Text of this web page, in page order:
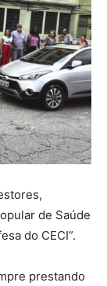
de Saúde
do CECI”.
prestando